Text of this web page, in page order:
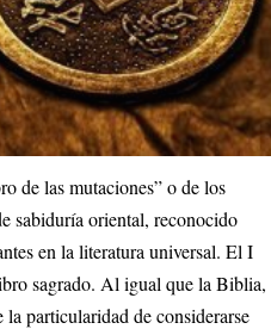
de las mutaciones” o de los
sabiduría oriental, reconocido
en la literatura universal. El I
sagrado. Al igual que la Biblia,
particularidad de considerarse